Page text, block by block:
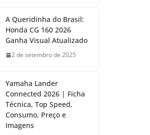
A Queridinha do Brasil:
Honda CG 160 2026
Ganha Visual Atualizado
2 de setembro de 2025
Yamaha Lander
Connected 2026 | Ficha
Técnica, Top Speed,
Consumo, Preço e
Imagens